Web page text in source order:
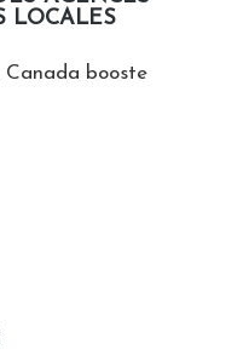
LOCALES
Canada booste